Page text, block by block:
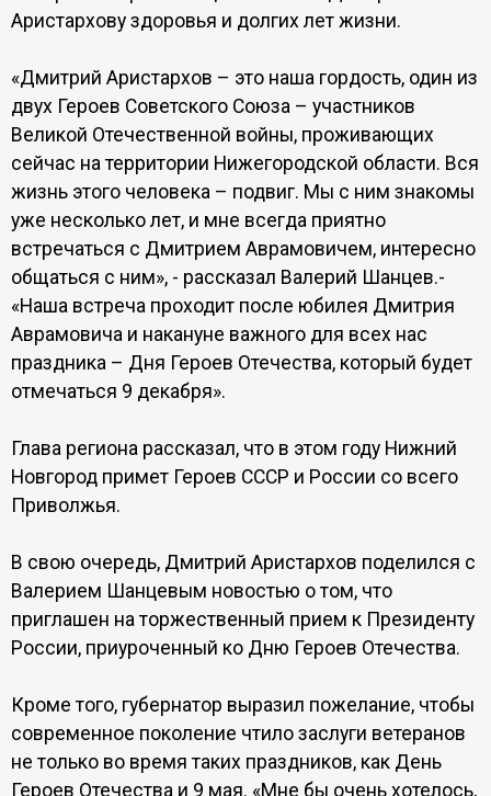
Аристархову здоровья и долгих лет жизни.
«Дмитрий Аристархов – это наша гордость, один из
двух Героев Советского Союза – участников
Великой Отечественной войны, проживающих
сейчас на территории Нижегородской области. Вся
жизнь этого человека – подвиг. Мы с ним знакомы
уже несколько лет, и мне всегда приятно
встречаться с Дмитрием Аврамовичем, интересно
общаться с ним», - рассказал Валерий Шанцев.-
«Наша встреча проходит после юбилея Дмитрия
Аврамовича и накануне важного для всех нас
праздника – Дня Героев Отечества, который будет
отмечаться 9 декабря».
Глава региона рассказал, что в этом году Нижний
Новгород примет Героев СССР и России со всего
Приволжья.
В свою очередь, Дмитрий Аристархов поделился с
Валерием Шанцевым новостью о том, что
приглашен на торжественный прием к Президенту
России, приуроченный ко Дню Героев Отечества.
Кроме того, губернатор выразил пожелание, чтобы
современное поколение чтило заслуги ветеранов
не только во время таких праздников, как День
Героев Отечества и 9 мая. «Мне бы очень хотелось,